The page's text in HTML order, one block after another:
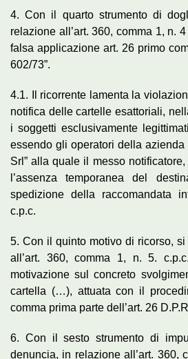
4. Con il quarto strumento di
relazione all’art. 360, comma 1, n.
falsa applicazione art. 26 primo
602/73”.
4.1. Il ricorrente lamenta la
notifica delle cartelle esattoriali,
i soggetti esclusivamente
essendo gli operatori della azienda
Srl” alla quale il messo
l’assenza temporanea del
spedizione della raccomandata
c.p.c.
5. Con il quinto motivo di ricorso,
all’art. 360, comma 1, n. 5.
motivazione sul concreto
cartella (…), attuata con il
comma prima parte dell’art. 26
6. Con il sesto strumento di
denuncia, in relazione all’art. 360,